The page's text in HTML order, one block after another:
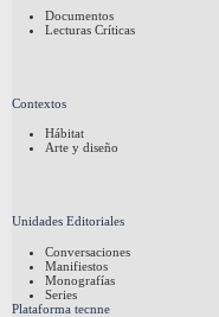
Documentos
Lecturas Críticas
Contextos
Hábitat
Arte y diseño
Unidades Editoriales
Conversaciones
Manifiestos
Monografías
Series
Plataforma tecnne